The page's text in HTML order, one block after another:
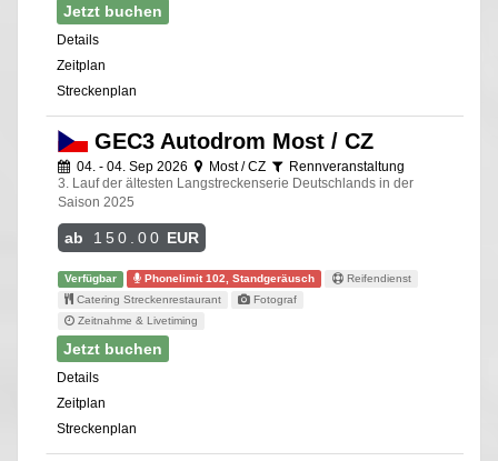
Jetzt buchen
Details
Zeitplan
Streckenplan
GEC3 Autodrom Most / CZ
04. - 04. Sep 2026 Most / CZ
Rennveranstaltung
3. Lauf der ältesten Langstreckenserie Deutschlands in der
Saison 2025
ab 150.00 EUR
Verfügbar Phonelimit 102, Standgeräusch
Reifendienst
Catering Streckenrestaurant
Fotograf
Zeitnahme & Livetiming
Jetzt buchen
Details
Zeitplan
Streckenplan